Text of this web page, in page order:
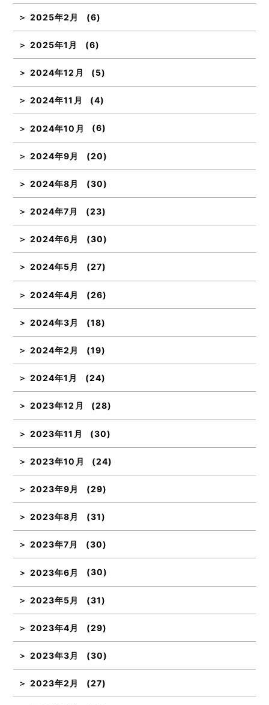
2025年2月 (6)
2025年1月 (6)
2024年12月 (5)
2024年11月 (4)
2024年10月 (6)
2024年9月 (20)
2024年8月 (30)
2024年7月 (23)
2024年6月 (30)
2024年5月 (27)
2024年4月 (26)
2024年3月 (18)
2024年2月 (19)
2024年1月 (24)
2023年12月 (28)
2023年11月 (30)
2023年10月 (24)
2023年9月 (29)
2023年8月 (31)
2023年7月 (30)
2023年6月 (30)
2023年5月 (31)
2023年4月 (29)
2023年3月 (30)
2023年2月 (27)